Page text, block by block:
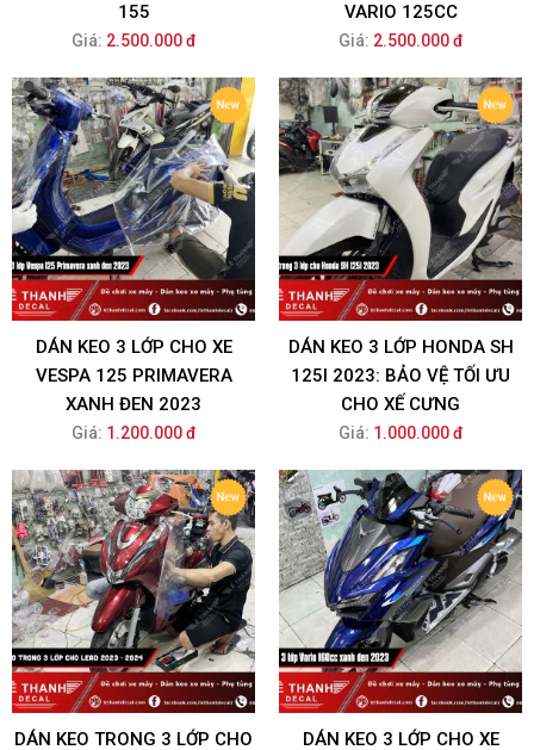
155
Giá: 2.500.000 đ
VARIO 125CC
Giá: 2.500.000 đ
DÁN KEO 3 LỚP CHO XE
VESPA 125 PRIMAVERA
XANH ĐEN 2023
Giá: 1.200.000 đ
DÁN KEO 3 LỚP HONDA SH
125I 2023: BẢO VỆ TỐI ƯU
CHO XẾ CƯNG
Giá: 1.000.000 đ
DÁN KEO TRONG 3 LỚP CHO DÁN KEO 3 LỚP CHO XE